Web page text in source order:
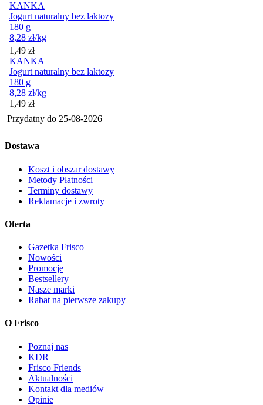
KANKA
Jogurt naturalny bez laktozy
180 g
8,28 zł/kg
Cena
1,49 zł
KANKA
Jogurt naturalny bez laktozy
180 g
8,28 zł/kg
Cena
1,49 zł
Przydatny do 25-08-2026
Dostawa
Koszt i obszar dostawy
Metody Płatności
Terminy dostawy
Reklamacje i zwroty
Oferta
Gazetka Frisco
Nowości
Promocje
Bestsellery
Nasze marki
Rabat na pierwsze zakupy
O Frisco
Poznaj nas
KDR
Frisco Friends
Aktualności
Kontakt dla mediów
Opinie